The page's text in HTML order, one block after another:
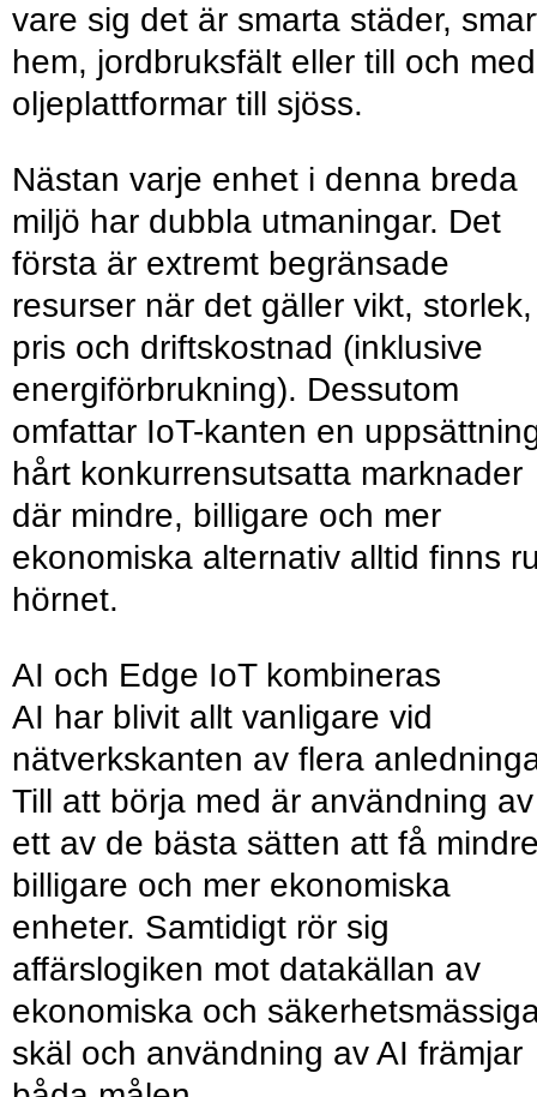
vare sig det är smarta städer,
hem, jordbruksfält eller till och med
oljeplattformar till sjöss.
Nästan varje enhet i denna breda
miljö har dubbla utmaningar. Det
första är extremt begränsade
resurser när det gäller vikt, storlek,
pris och driftskostnad (inklusive
energiförbrukning). Dessutom
omfattar IoT-kanten en
hårt konkurrensutsatta marknader
där mindre, billigare och mer
ekonomiska alternativ alltid finns
hörnet.
AI och Edge IoT kombineras
AI har blivit allt vanligare vid
nätverkskanten av flera
Till att börja med är användning
ett av de bästa sätten att få
billigare och mer ekonomiska
enheter. Samtidigt rör sig
affärslogiken mot datakällan av
ekonomiska och
skäl och användning av AI främjar